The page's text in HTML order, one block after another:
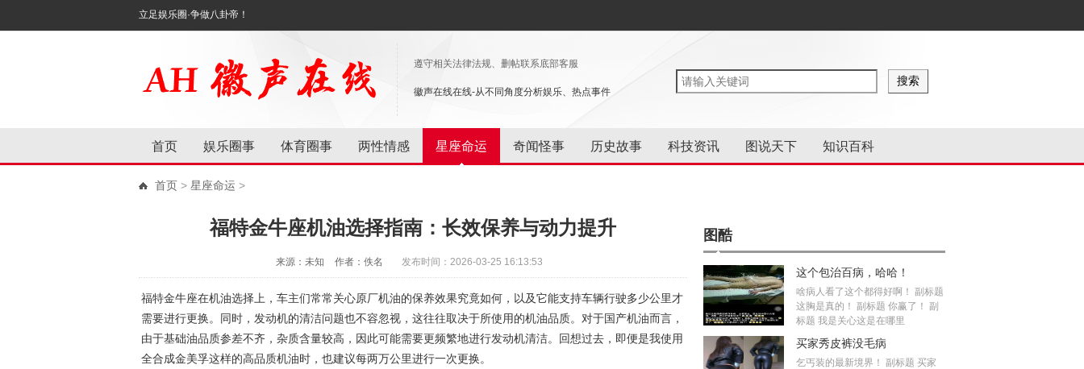
立足娱乐圈·争做八卦帝！
遵守相关法律法规、删帖联系底部客服
徽声在线在线-从不同角度分析娱乐、热点事件
首页 娱乐圈事 体育圈事 两性情感 星座命运 奇闻怪事 历史故事 科技资讯 图说天下 知识百科
首页 > 星座命运 >
福特金牛座机油选择指南：长效保养与动力提升
来源：未知 作者：佚名 发布时间：2026-03-25 16:13:53
福特金牛座在机油选择上，车主们常常关心原厂机油的保养效果究竟如何，以及它能支持车辆行驶多少公里才
需要进行更换。同时，发动机的清洁问题也不容忽视，这往往取决于所使用的机油品质。对于国产机油而言，
由于基础油品质参差不齐，杂质含量较高，因此可能需要更频繁地进行发动机清洁。回想过去，即便是我使用
全合成金美孚这样的高品质机油时，也建议每两万公里进行一次更换。
图酷
这个包治百病，哈哈！
啥病人看了这个都得好啊！ 副标题
这胸是真的！ 副标题 你赢了！ 副
标题 我是关心这是在哪里
买家秀皮裤没毛病
乞丐装的最新境界！ 副标题 买家